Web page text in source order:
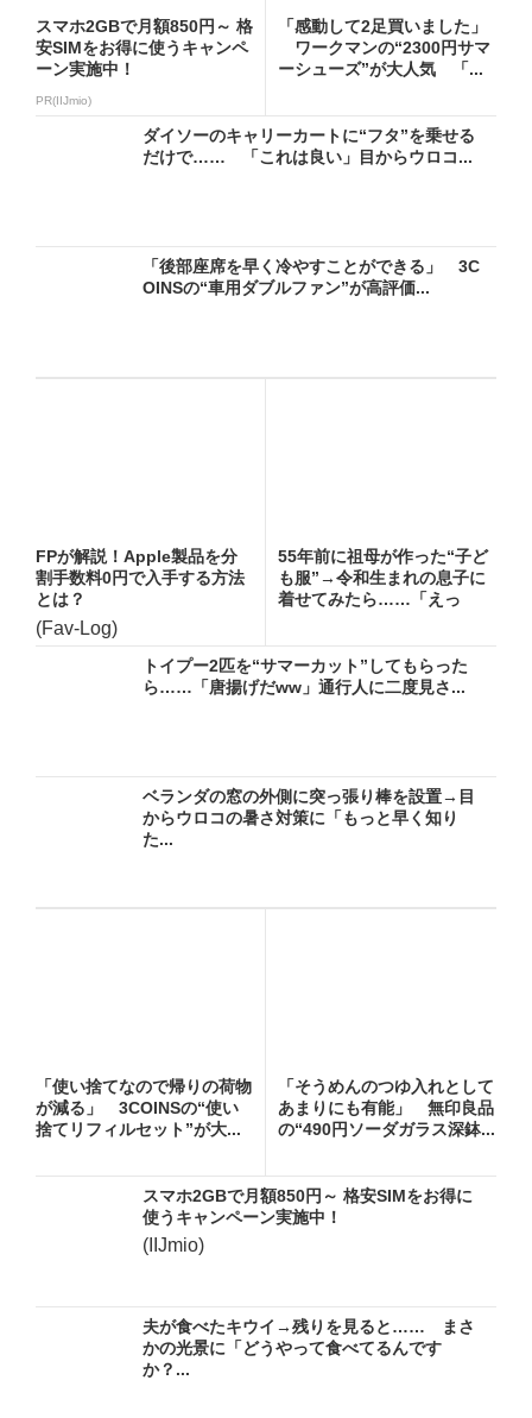
スマホ2GBで月額850円～ 格
安SIMをお得に使うキャンペ
ーン実施中！
PR(IIJmio)
「感動して2足買いました」
ワークマンの“2300円サマ
ーシューズ”が大人気 「...
ダイソーのキャリーカートに“フタ”を乗せる
だけで…… 「これは良い」目からウロコ...
「後部座席を早く冷やすことができる」 3C
OINSの“車用ダブルファン”が高評価...
FPが解説！Apple製品を分
割手数料0円で入手する方法
とは？
(Fav-Log)
55年前に祖母が作った“子ど
も服”→令和生まれの息子に
着せてみたら……「えっ
トイプー2匹を“サマーカット”してもらった
ら……「唐揚げだww」通行人に二度見さ...
ベランダの窓の外側に突っ張り棒を設置→目
からウロコの暑さ対策に「もっと早く知り
た...
「使い捨てなので帰りの荷物
が減る」 3COINSの“使い
捨てリフィルセット”が大...
「そうめんのつゆ入れとして
あまりにも有能」 無印良品
の“490円ソーダガラス深鉢...
スマホ2GBで月額850円～ 格安SIMをお得に
使うキャンペーン実施中！
(IIJmio)
夫が食べたキウイ→残りを見ると…… まさ
かの光景に「どうやって食べてるんです
か？...